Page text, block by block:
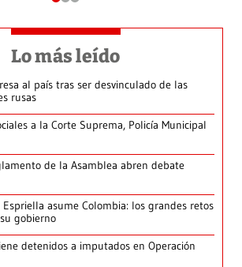
Lo más leído
al país tras ser desvinculado de las
rusas
a la Corte Suprema, Policía Municipal
de la Asamblea abren debate
asume Colombia: los grandes retos
gobierno
detenidos a imputados en Operación